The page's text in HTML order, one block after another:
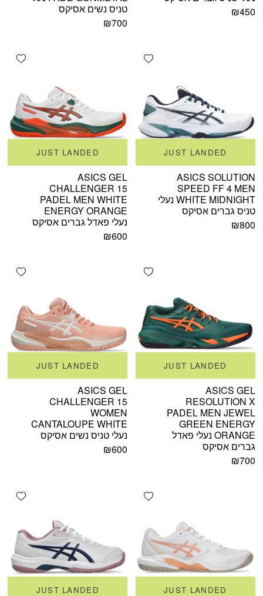
₪450
טניס נשים אסיקס
₪700
Add wishlist
JUST LANDED
ASICS SOLUTION
SPEED FF 4 MEN
WHITE MIDNIGHT נעלי
טניס גברים אסיקס
₪800
JUST LANDED
ASICS GEL
CHALLENGER 15
PADEL MEN WHITE
ENERGY ORANGE
נעלי פאדל גברים אסיקס
₪600
Add wishlist
JUST LANDED
ASICS GEL
RESOLUTION X
PADEL MEN JEWEL
GREEN ENERGY
ORANGE נעלי פאדל
גברים אסיקס
₪700
JUST LANDED
ASICS GEL
CHALLENGER 15
WOMEN
CANTALOUPE WHITE
נעלי טניס נשים אסיקס
₪600
Add wishlist
JUST LANDED
JUST LANDED